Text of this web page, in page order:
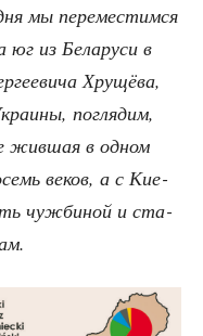
мы пере­ме­стим­ся
юг из Бела­ру­си в
Хру­щё­ва,
погля­дим,
жив­шая в одном
веков, а с Кие­
чуж­би­ной и ста­